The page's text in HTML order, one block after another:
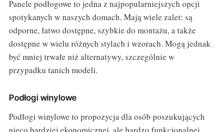
Panele podłogowe to jedna z najpopularniejszych opcji
spotykanych w naszych domach. Mają wiele zalet: są
odporne, łatwo dostępne, szybkie do montażu, a także
dostępne w wielu różnych stylach i wzorach. Mogą jednak
być mniej trwałe niż alternatywy, szczególnie w
przypadku tanich modeli.
Podłogi winylowe
Podłogi winylowe to propozycja dla osób poszukujących
nieco bardziej ekonomicznej, ale bardzo funkcjonalnej